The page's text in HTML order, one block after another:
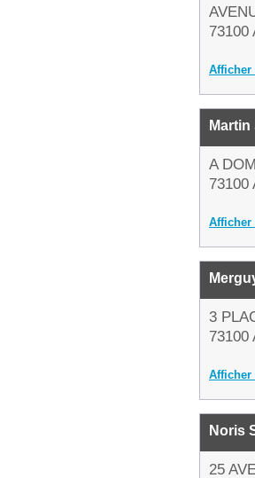
73100
Afficher
A
73100
Afficher
3
73100
Afficher
Noris
25